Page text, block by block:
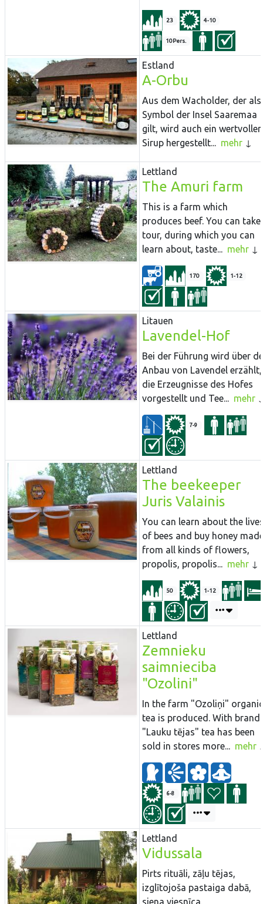
23 4-10
10Pers.
Estland
A-Orbu
Aus dem Wacholder, der als
Symbol der Insel Saaremaa
gilt, wird auch ein wertvoller
Sirup hergestellt... mehr
Lettland
The Amuri farm
This is a farm which
produces beef. You can take
tour, during which you can
learn about, taste... mehr
170 1-12
Litauen
Lavendel-Hof
Bei der Führung wird über
Anbau von Lavendel erzählt,
die Erzeugnisse des Hofes
vorgestellt und Tee... mehr
7-9
Lettland
The beekeeper
Juris Valainis
You can learn about the
of bees and buy honey
from all kinds of flowers,
propolis, propolis... mehr
50 1-12
Lettland
Zemnieku
saimnieciba
"Ozolini"
In the farm "Ozoliņi" organic
tea is produced. With brand
"Lauku tējas" tea has been
sold in stores more... mehr
6-8
Lettland
Vidussala
Pirts rituāli, zāļu tējas,
izglītojoša pastaiga dabā,